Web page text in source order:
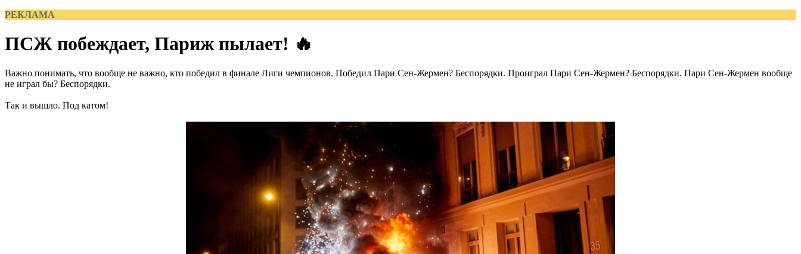
РЕКЛАМА
ПСЖ побеждает, Париж пылает! 🔥
Важно понимать, что вообще не важно, кто победил в финале Лиги чемпионов. Победил Пари Сен-Жермен? Беспорядки. Проиграл Пари Сен-Жермен? Беспорядки. Пари Сен-Жермен вообще
не играл бы? Беспорядки.
Так и вышло. Под катом!